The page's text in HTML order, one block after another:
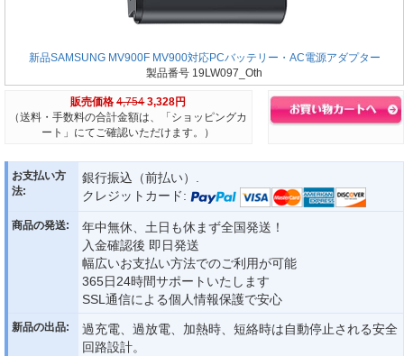
新品SAMSUNG MV900F MV900対応PCバッテリー・AC電源アダプター
製品番号 19LW097_Oth
販売価格 4,754 3,328円
（送料・手数料の合計金額は、「ショッピングカ
ート」にてご確認いただけます。）
お支払い方
法:
銀行振込（前払い）.
クレジットカード:
商品の発送:
年中無休、土日も休まず全国発送！
入金確認後 即日発送
幅広いお支払い方法でのご利用が可能
365日24時間サポートいたします
SSL通信による個人情報保護で安心
新品の出品:
過充電、過放電、加熱時、短絡時は自動停止される安全
回路設計。